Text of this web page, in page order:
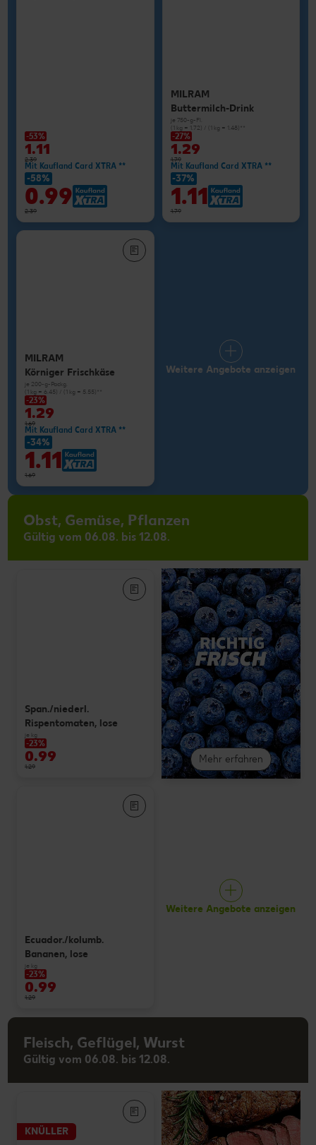
-53%
1.11
2.39
Mit Kaufland Card XTRA **
-58%
0.99
2.39
MILRAM
Buttermilch-Drink
je 750-g-Fl.
(1 kg = 1.72) / (1 kg = 1.48)**
-27%
1.29
1.79
Mit Kaufland Card XTRA **
-37%
1.11
1.79
MILRAM
Körniger Frischkäse
je 200-g-Packg.
(1 kg = 6.45) / (1 kg = 5.55)**
-23%
1.29
1.69
Mit Kaufland Card XTRA **
-34%
1.11
1.69
Weitere Angebote anzeigen
Obst, Gemüse, Pflanzen
Gültig vom 06.08. bis 12.08.
Mehr erfahren
Span./niederl.
Rispentomaten, lose
je kg
-23%
0.99
1.29
Ecuador./kolumb.
Bananen, lose
je kg
-23%
0.99
1.29
Weitere Angebote anzeigen
Fleisch, Geflügel, Wurst
Gültig vom 06.08. bis 12.08.
KNÜLLER